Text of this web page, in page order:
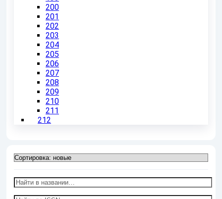
200
201
202
203
204
205
206
207
208
209
210
211
212